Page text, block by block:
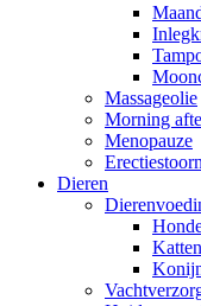
Massageolie
Morning
Menopauze
Dieren